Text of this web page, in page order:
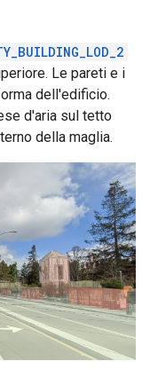
Le pareti e i
dell'edificio.
d'aria sul tetto
della maglia.